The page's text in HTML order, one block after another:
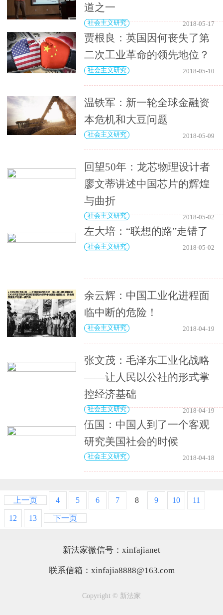
道之一
社会主义研究 2018-05-17
贾根良：英国因何丧失了第
二次工业革命的领先地位？
社会主义研究 2018-05-10
温铁军：新一轮全球金融资
本危机和大豆问题
社会主义研究 2018-05-09
回望50年：龙芯物理设计者
廖文蒂讲述中国芯片的辉煌
与曲折
社会主义研究 2018-05-02
左大培：“联想的路”走错了
社会主义研究 2018-05-02
余云辉：中国工业化进程面
临中断的危险！
社会主义研究 2018-04-19
张文茂：毛泽东工业化战略
——让人民以公社的形式掌
控经济基础
社会主义研究 2018-04-19
伍国：中国人到了一个客观
研究美国社会的时候
社会主义研究 2018-04-18
上一页 4 5 6 7 8 9 10 11
12 13 下一页
新法家微信号：xinfajianet
联系信箱：xinfajia8888@163.com
Copyright © 新法家